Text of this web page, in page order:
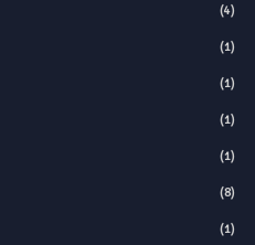
(4)
(1)
(1)
(1)
(1)
(8)
(1)